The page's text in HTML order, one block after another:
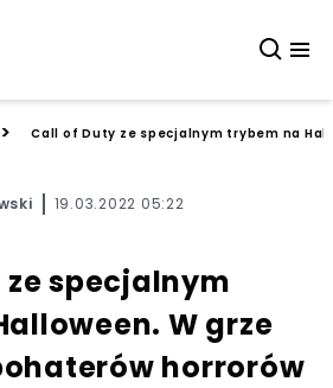
> Call of Duty ze specjalnym trybem na
19.03.2022 05:22
specjalnym
W grze
horrorów